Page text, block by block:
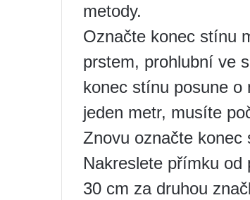
metody.
Označte konec stínu
prstem, prohlubní ve
konec stínu posune o
jeden metr, musíte
Znovu označte konec
Nakreslete přímku od
30 cm za druhou